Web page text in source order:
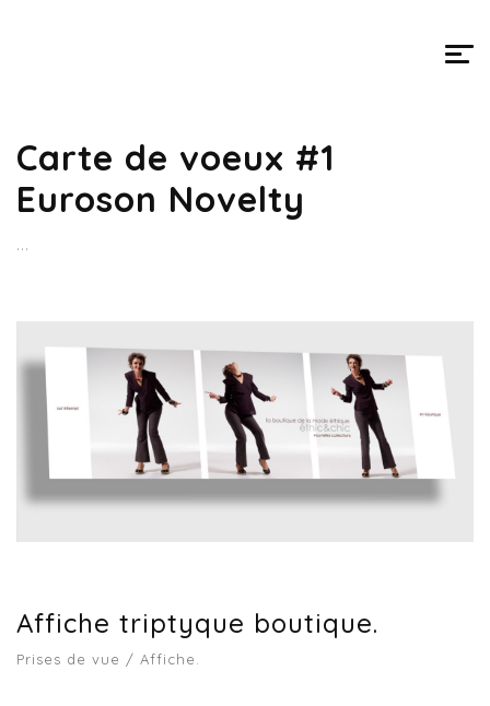
Carte de voeux #1
Euroson Novelty
...
Affiche triptyque boutique.
Prises de vue / Affiche.